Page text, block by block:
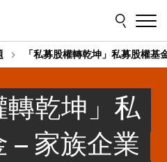
「私募股權轉乾坤」私募股權
轉乾坤」私
– 家族企業